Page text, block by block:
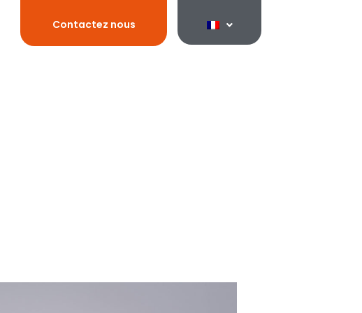
Contactez nous